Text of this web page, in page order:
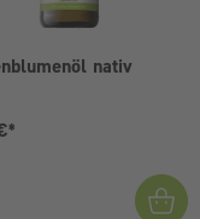
nativ
Preis: